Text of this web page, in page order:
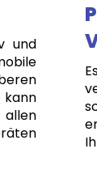
und
kann